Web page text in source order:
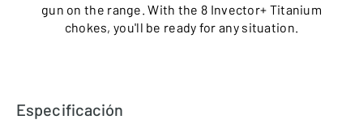
gun on the range. With the 8 Invector+ Titanium
chokes, you'll be ready for any situation.
Especificación